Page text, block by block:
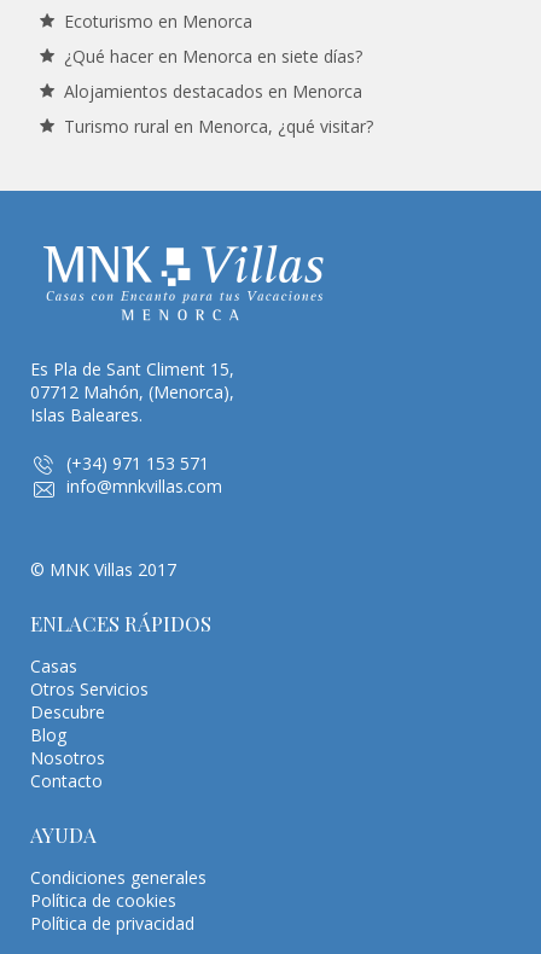
Ecoturismo en Menorca
¿Qué hacer en Menorca en siete días?
Alojamientos destacados en Menorca
Turismo rural en Menorca, ¿qué visitar?
Es Pla de Sant Climent 15,
07712 Mahón, (Menorca),
Islas Baleares.
(+34) 971 153 571
info@mnkvillas.com
© MNK Villas 2017
ENLACES RÁPIDOS
Casas
Otros Servicios
Descubre
Blog
Nosotros
Contacto
AYUDA
Condiciones generales
Política de cookies
Política de privacidad